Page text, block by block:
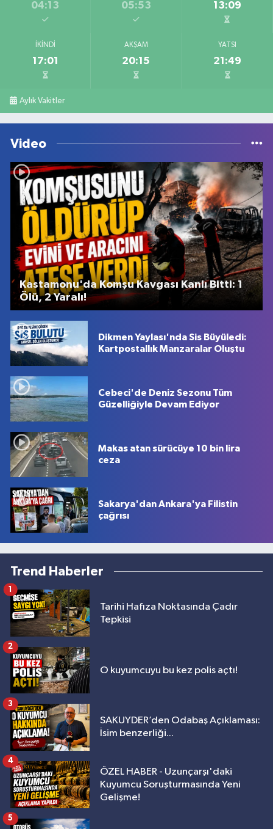
04:13 05:53 13:09
İKINDI
17:01
AKŞAM
20:15
YATSI
21:49
Aylık Vakitler
Video
Kastamonu'da Komşu Kavgası Kanlı Bitti: 1
Ölü, 2 Yaralı!
Dikmen Yaylası'nda Sis Büyüledi:
Kartpostallık Manzaralar Oluştu
Cebeci'de Deniz Sezonu Tüm
Güzelliğiyle Devam Ediyor
Makas atan sürücüye 10 bin lira
ceza
Sakarya'dan Ankara'ya Filistin
çağrısı
Trend Haberler
Tarihi Hafıza Noktasında Çadır
Tepkisi
1
O kuyumcuyu bu kez polis açtı!
2
SAKUYDER’den Odabaş Açıklaması:
İsim benzerliği...
3
ÖZEL HABER - Uzunçarşı'daki
Kuyumcu Soruşturmasında Yeni
Gelişme!
4
5